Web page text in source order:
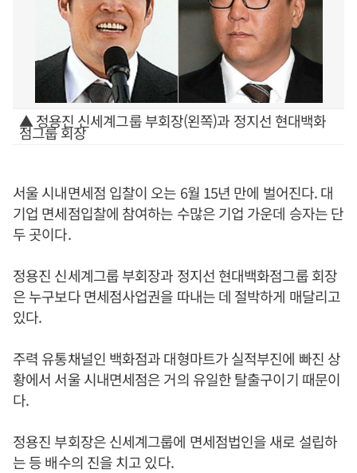
▲ 정용진 신세계그룹 부회장(왼쪽)과 정지선 현대백화
점그룹 회장
서울 시내면세점 입찰이 오는 6월 15년 만에 벌어진다. 대
기업 면세점입찰에 참여하는 수많은 기업 가운데 승자는 단
두 곳이다.
정용진 신세계그룹 부회장과 정지선 현대백화점그룹 회장
은 누구보다 면세점사업권을 따내는 데 절박하게 매달리고
있다.
주력 유통채널인 백화점과 대형마트가 실적부진에 빠진 상
황에서 서울 시내면세점은 거의 유일한 탈출구이기 때문이
다.
정용진 부회장은 신세계그룹에 면세점법인을 새로 설립하
는 등 배수의 진을 치고 있다.